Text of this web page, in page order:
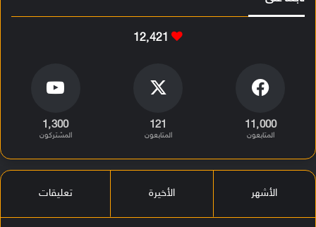
12٬421
11٬000
المتابعون
121
المتابعون
1٬300
المشتركون
الأشهر الأخيرة تعليقات